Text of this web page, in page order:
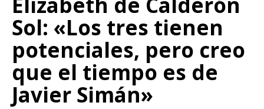
Sol: «Los tres tienen
potenciales, pero creo
que el tiempo es de
Javier Simán»